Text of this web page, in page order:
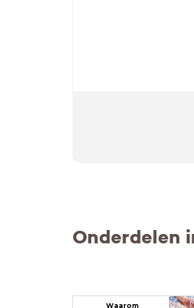
Onderdelen
Waarom